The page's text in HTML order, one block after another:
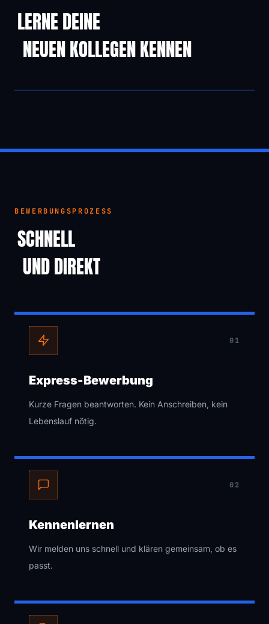
LERNE DEINE
NEUEN KOLLEGEN KENNEN
BEWERBUNGSPROZESS
SCHNELL
UND DIREKT
01
Express-Bewerbung
Kurze Fragen beantworten. Kein Anschreiben, kein
Lebenslauf nötig.
02
Kennenlernen
Wir melden uns schnell und klären gemeinsam, ob es
passt.